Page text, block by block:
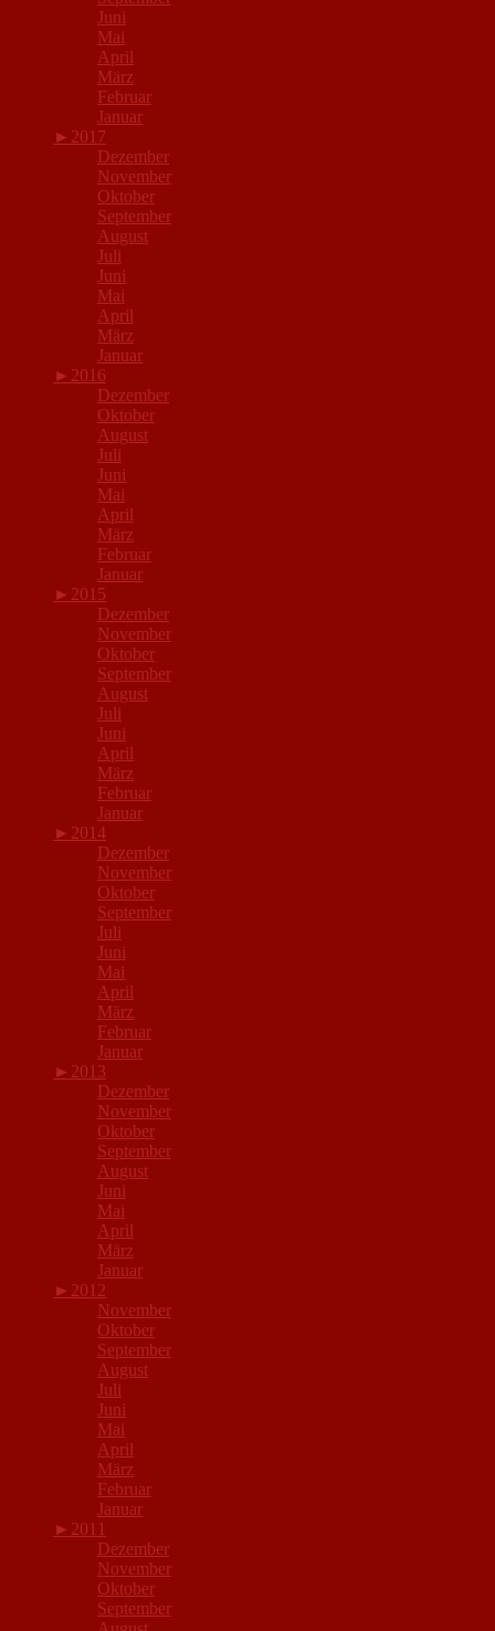
Juni
Mai
April
März
Februar
Januar
► 2017
Dezember
November
Oktober
September
August
Juli
Juni
Mai
April
März
Januar
► 2016
Dezember
Oktober
August
Juli
Juni
Mai
April
März
Februar
Januar
► 2015
Dezember
November
Oktober
September
August
Juli
Juni
April
März
Februar
Januar
► 2014
Dezember
November
Oktober
September
Juli
Juni
Mai
April
März
Februar
Januar
► 2013
Dezember
November
Oktober
September
August
Juni
Mai
April
März
Januar
► 2012
November
Oktober
September
August
Juli
Juni
Mai
April
März
Februar
Januar
► 2011
Dezember
November
Oktober
September